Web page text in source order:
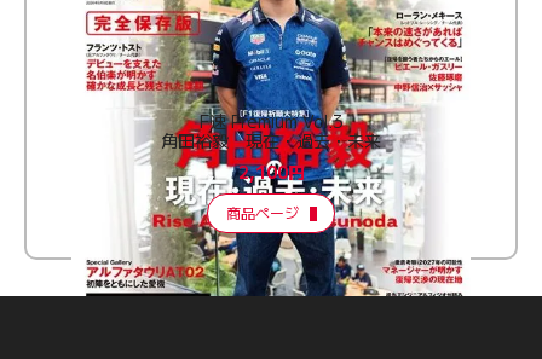
F速 Premium Vol.3
角田裕毅 現在・過去・未来
2,100円
商品ページ